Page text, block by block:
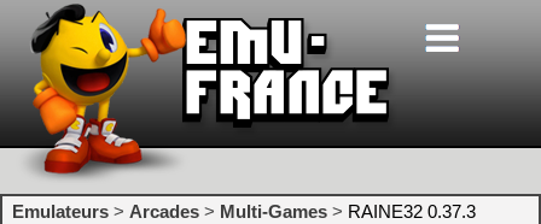
Emulateurs > Arcades > Multi-Games > RAINE32 0.37.3